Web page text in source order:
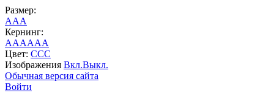
Размер:
AAA
Кернинг:
AAAAAA
Цвет: CCC
Изображения Вкл.Выкл.
Обычная версия сайта
Войти